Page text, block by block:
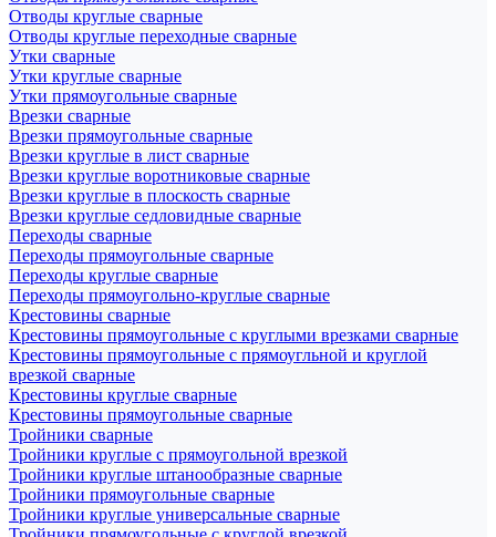
Отводы круглые сварные
Отводы круглые переходные сварные
Утки сварные
Утки круглые сварные
Утки прямоугольные сварные
Врезки сварные
Врезки прямоугольные сварные
Врезки круглые в лист сварные
Врезки круглые воротниковые сварные
Врезки круглые в плоскость сварные
Врезки круглые седловидные сварные
Переходы сварные
Переходы прямоугольные сварные
Переходы круглые сварные
Переходы прямоугольно-круглые сварные
Крестовины сварные
Крестовины прямоугольные с круглыми врезками сварные
Крестовины прямоугольные с прямоугльной и круглой
врезкой сварные
Крестовины круглые сварные
Крестовины прямоугольные сварные
Тройники сварные
Тройники круглые с прямоугольной врезкой
Тройники круглые штанообразные сварные
Тройники прямоугольные сварные
Тройники круглые универсальные сварные